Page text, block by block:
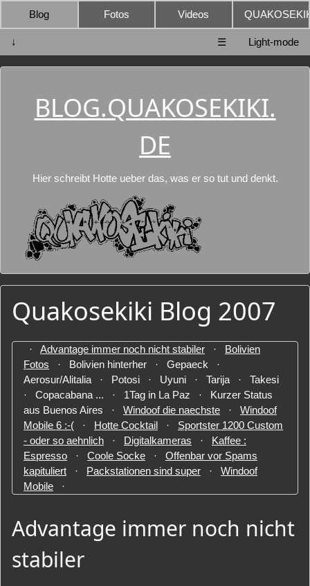
Blog Fotos Videos
↓ Light-mode
☰
BLOG.QUAKOSEKIKI.
DE
Hier schreibt Hotte ueber das, was er so tut und denkt.
Quakosekiki Blog 2007
· Advantage immer noch nicht stabiler · Bolivien
Fotos · Bolivien hinterher · Gepaeck ·
Aerosur/Alitalia · Potosi · Uyuni · Tarija · Takesi
· Copacabana ... · 1Tag in La Paz · Kurzer Status
aus Buenos Aires · Windoof die naechste · Windoof
Mobile 6 :-( · Hotte Cocktail · Sportster 1200 Custom
- oder so aehnlich · Digitalkameras · Kaffee :
Espresso · Coole Socke · Offenbar vor Spams
kapituliert · Packstationen sind super · Windoof
Mobile ·
Advantage immer noch nicht
stabiler